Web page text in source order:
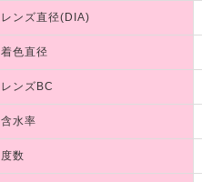
レンズ直径(DIA)
着色直径
レンズBC
含水率
度数